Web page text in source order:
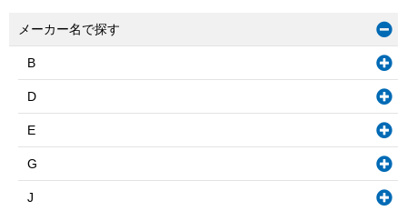
メーカー名で探す
B
D
E
G
J